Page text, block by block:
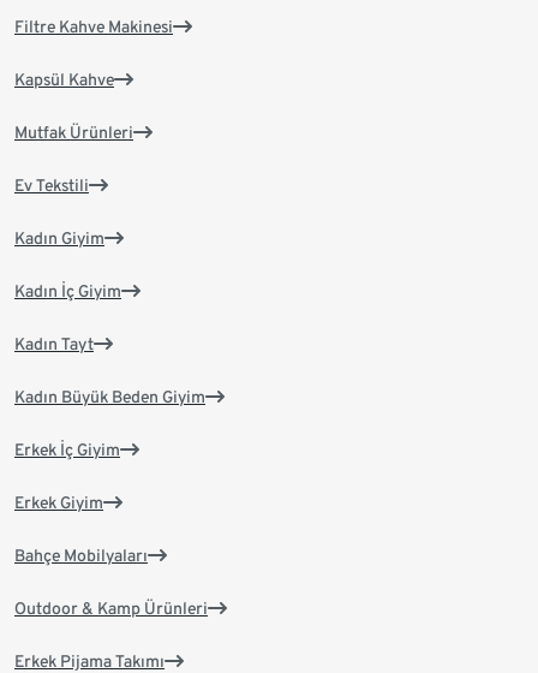
Filtre Kahve Makinesi
Kapsül Kahve
Mutfak Ürünleri
Ev Tekstili
Kadın Giyim
Kadın İç Giyim
Kadın Tayt
Kadın Büyük Beden Giyim
Erkek İç Giyim
Erkek Giyim
Bahçe Mobilyaları
Outdoor & Kamp Ürünleri
Erkek Pijama Takımı